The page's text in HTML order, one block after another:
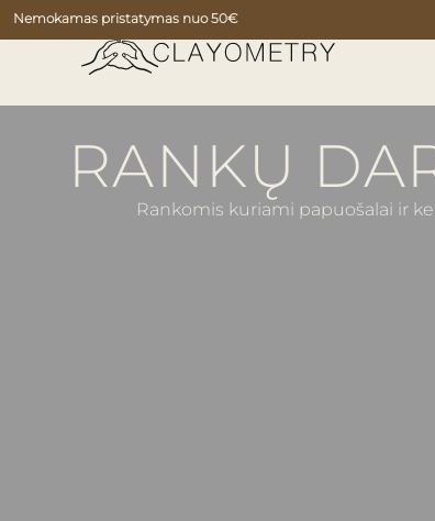
Nemokamas pristatymas nuo 50€
RANKŲ
Rankomis kuriami papuošalai ir